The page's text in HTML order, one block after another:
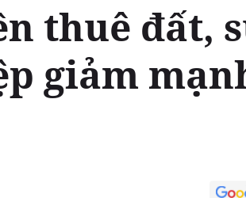
thuê đất,
giảm